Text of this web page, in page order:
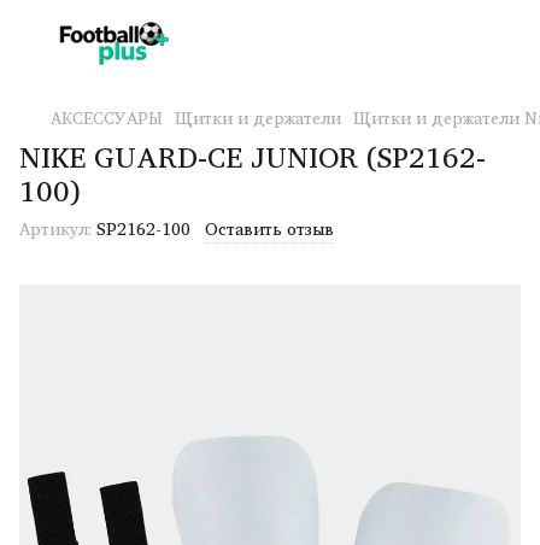
АКСЕССУАРЫ Щитки и держатели Щитки и держатели
NIKE GUARD-CE JUNIOR (SP2162-
100)
Артикул: SP2162-100 Оставить отзыв